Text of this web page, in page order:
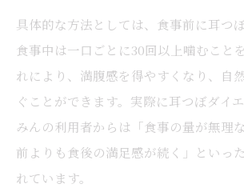
背景
大阪市で広がる耳つぼジュ
耳つぼを取り入れるサロン選
話題の耳つぼジュエリーを楽
満腹感アップを目指すなら耳つぼ
具体的な方法としては、食事前に耳つ
食事中は一口ごとに30回以上噛むこと
れにより、満腹感を得やすくなり、自
ぐことができます。実際に耳つぼダイ
みんの利用者からは「食事の量が無理
前よりも食後の満足感が続く」といっ
れています。